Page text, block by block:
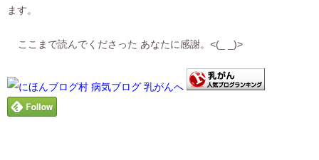
ます。
ここまで読んでくださった あなたに感謝。<(_ _)>